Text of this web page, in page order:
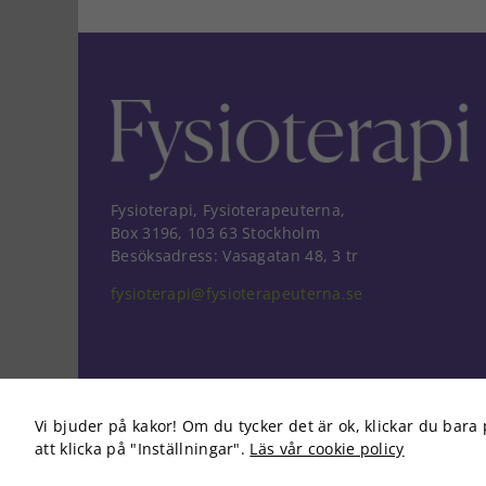
Fysioterapi, Fysioterapeuterna,
Box 3196, 103 63 Stockholm
Besöksadress: Vasagatan 48, 3 tr
fysioterapi@fysioterapeuterna.se
Copyright 2026 Fysioterapi | All Rights Reserved
Vi bjuder på kakor! Om du tycker det är ok, klickar du
att klicka på "Inställningar". Läs vår cookie policy